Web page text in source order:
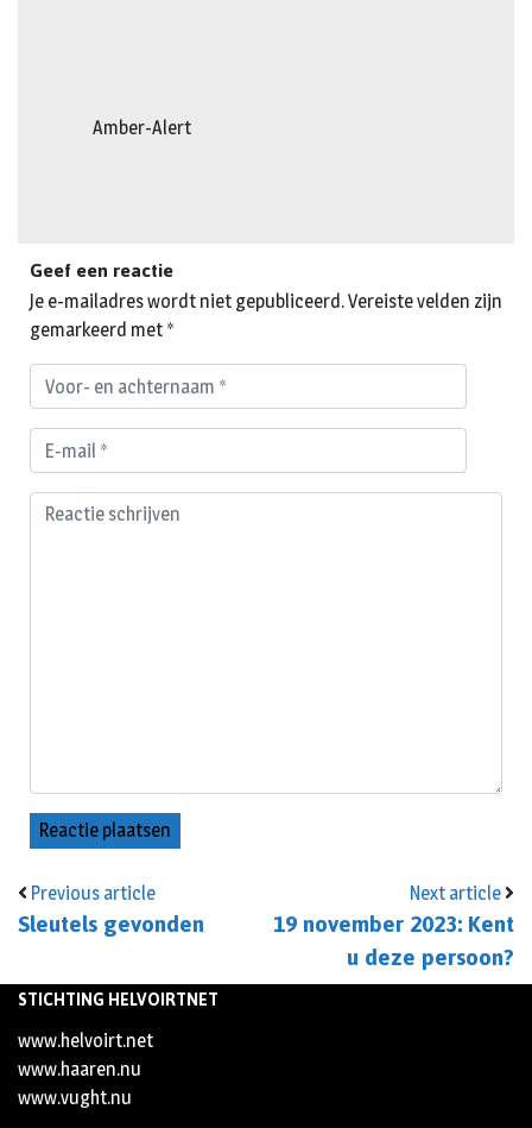
Amber-Alert
Previous article
Sleutels gevonden
Next article
19 november 2023: Kent
u deze persoon?
Geef een reactie
Je e-mailadres wordt niet gepubliceerd.Vereiste velden zijn
gemarkeerd met *
STICHTING HELVOIRTNET
www.helvoirt.net
www.haaren.nu
www.vught.nu